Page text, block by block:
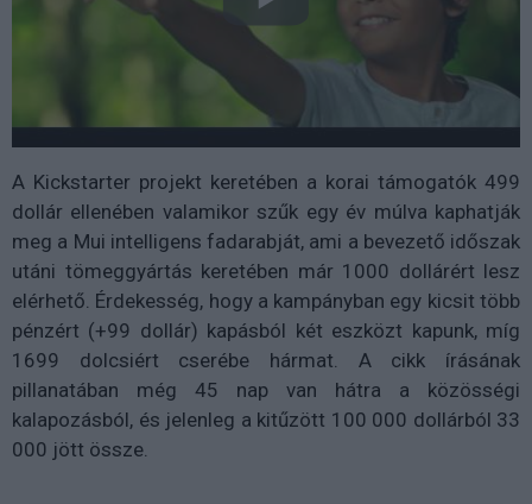
A Kickstarter projekt keretében a korai támogatók 499
dollár ellenében valamikor szűk egy év múlva kaphatják
meg a Mui intelligens fadarabját, ami a bevezető időszak
utáni tömeggyártás keretében már 1000 dollárért lesz
elérhető. Érdekesség, hogy a kampányban egy kicsit több
pénzért (+99 dollár) kapásból két eszközt kapunk, míg
1699 dolcsiért cserébe hármat. A cikk írásának
pillanatában még 45 nap van hátra a közösségi
kalapozásból, és jelenleg a kitűzött 100 000 dollárból 33
000 jött össze.